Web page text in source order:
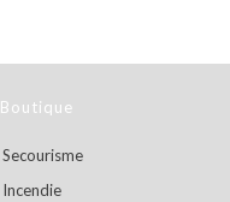
Boutique
SecourismeS’ouvre
IncendieS’ouvre